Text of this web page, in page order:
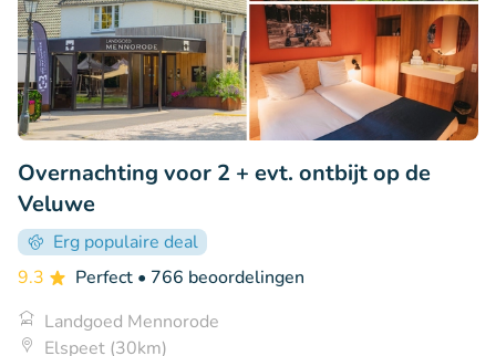
Overnachting voor 2 + evt. ontbijt op de
Veluwe
Erg populaire deal
9.3
Perfect • 766 beoordelingen
Landgoed Mennorode
Elspeet (30km)